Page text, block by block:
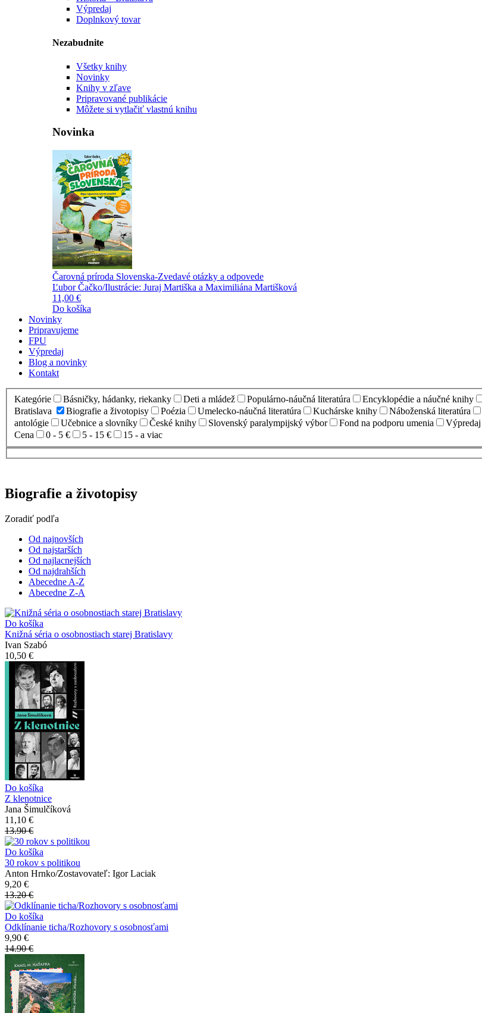
Výpredaj
Doplnkový tovar
Nezabudnite
Všetky knihy
Novinky
Knihy v zľave
Pripravované publikácie
Môžete si vytlačiť vlastnú knihu
Novinka
Čarovná príroda Slovenska-Zvedavé otázky a odpovede
Ľubor Čačko/Ilustrácie: Juraj Martiška a Maximiliána Martišková
11,00 €
Do košíka
Novinky
Pripravujeme
FPU
Výpredaj
Blog a novinky
Kontakt
Kategórie Básničky, hádanky, riekanky Deti a mládež Populárno-náučná literatúra Encyklopédie a náučné knihy
Bratislava
Biografie a životopisy Poézia Umelecko-náučná literatúra Kuchárske knihy Náboženská literatúra
antológie
Učebnice a slovníky České knihy Slovenský paralympijský výbor Fond na podporu umenia Výpredaj
Cena
0 - 5 € 5 - 15 € 15 - a viac
Biografie a životopisy
Zoradiť podľa
Od najnovších
Od najstarších
Od najlacnejších
Od najdrahších
Abecedne A-Z
Abecedne Z-A
Do košíka
Knižná séria o osobnostiach starej Bratislavy
Ivan Szabó
10,50 €
Do košíka
Z klenotnice
Jana Šimulčíková
11,10 €
13.90 €
Do košíka
30 rokov s politikou
Anton Hrnko/Zostavovateľ: Igor Laciak
9,20 €
13.20 €
Do košíka
Odklínanie ticha/Rozhovory s osobnosťami
9,90 €
14.90 €